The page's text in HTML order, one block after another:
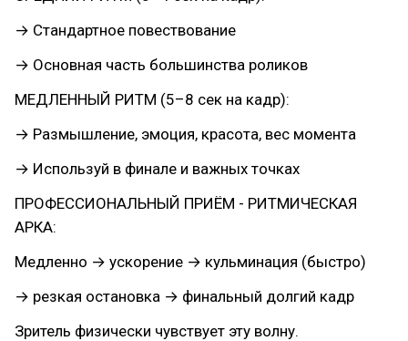
→ Стандартное повествование
→ Основная часть большинства роликов
МЕДЛЕННЫЙ РИТМ (5–8 сек на кадр):
→ Размышление, эмоция, красота, вес момента
→ Используй в финале и важных точках
ПРОФЕССИОНАЛЬНЫЙ ПРИЁМ - РИТМИЧЕСКАЯ
АРКА:
Медленно → ускорение → кульминация (быстро)
→ резкая остановка → финальный долгий кадр
Зритель физически чувствует эту волну.